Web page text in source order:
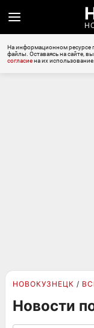
На информационном ресурсе
файлы. Оставаясь на сайте,
согласиена их использование.
НОВОКУЗНЕЦК
Новости